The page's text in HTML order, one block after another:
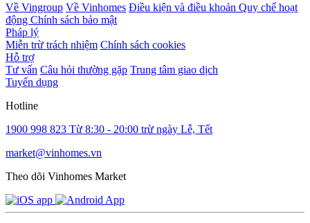
Về Vingroup Về Vinhomes Điều kiện và điều khoản Quy chế hoạt
động Chính sách bảo mật
Pháp lý
Miễn trừ trách nhiệm Chính sách cookies
Hỗ trợ
Tư vấn Câu hỏi thường gặp Trung tâm giao dịch
Tuyển dụng
Hotline
1900 998 823 Từ 8:30 - 20:00 trừ ngày Lễ, Tết
market@vinhomes.vn
Theo dõi Vinhomes Market